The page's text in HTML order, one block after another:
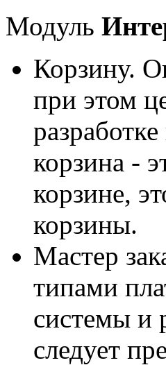
Модуль
Корзину.
при этом
корзина -
корзине,
корзины.
Мастер
типами
системы и
следует